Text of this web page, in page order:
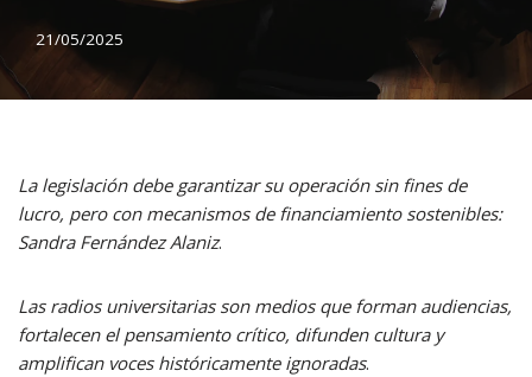
21/05/2025
La legislación debe garantizar su operación sin fines de
lucro, pero con mecanismos de financiamiento sostenibles:
Sandra Fernández Alaniz.
Las radios universitarias son medios que forman audiencias,
fortalecen el pensamiento crítico, difunden cultura y
amplifican voces históricamente ignoradas.